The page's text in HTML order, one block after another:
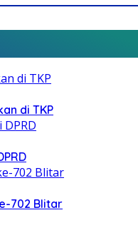
di TKP
702 Blitar